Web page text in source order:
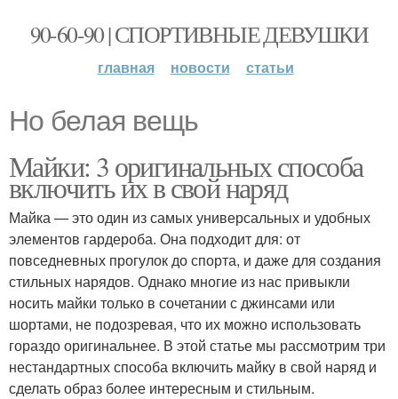
90-60-90 | СПОРТИВНЫЕ ДЕВУШКИ
главная новости статьи
Но белая вещь
Майки: 3 оригинальных способа
включить их в свой наряд
Майка — это один из самых универсальных и удобных
элементов гардероба. Она подходит для: от
повседневных прогулок до спорта, и даже для создания
стильных нарядов. Однако многие из нас привыкли
носить майки только в сочетании с джинсами или
шортами, не подозревая, что их можно использовать
гораздо оригинальнее. В этой статье мы рассмотрим три
нестандартных способа включить майку в свой наряд и
сделать образ более интересным и стильным.